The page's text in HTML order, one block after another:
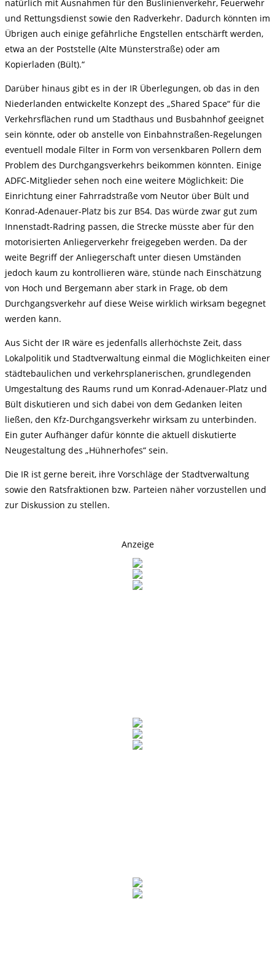
natürlich mit Ausnahmen für den Buslinienverkehr, Feuerwehr
und Rettungsdienst sowie den Radverkehr. Dadurch könnten im
Übrigen auch einige gefährliche Engstellen entschärft werden,
etwa an der Poststelle (Alte Münsterstraße) oder am
Kopierladen (Bült).“
Darüber hinaus gibt es in der IR Überlegungen, ob das in den
Niederlanden entwickelte Konzept des „Shared Space“ für die
Verkehrsflächen rund um Stadthaus und Busbahnhof geeignet
sein könnte, oder ob anstelle von Einbahnstraßen-Regelungen
eventuell modale Filter in Form von versenkbaren Pollern dem
Problem des Durchgangsverkehrs beikommen könnten. Einige
ADFC-Mitglieder sehen noch eine weitere Möglichkeit: Die
Einrichtung einer Fahrradstraße vom Neutor über Bült und
Konrad-Adenauer-Platz bis zur B54. Das würde zwar gut zum
Innenstadt-Radring passen, die Strecke müsste aber für den
motorisierten Anliegerverkehr freigegeben werden. Da der
weite Begriff der Anliegerschaft unter diesen Umständen
jedoch kaum zu kontrollieren wäre, stünde nach Einschätzung
von Hoch und Bergemann aber stark in Frage, ob dem
Durchgangsverkehr auf diese Weise wirklich wirksam begegnet
werden kann.
Aus Sicht der IR wäre es jedenfalls allerhöchste Zeit, dass
Lokalpolitik und Stadtverwaltung einmal die Möglichkeiten einer
städtebaulichen und verkehrsplanerischen, grundlegenden
Umgestaltung des Raums rund um Konrad-Adenauer-Platz und
Bült diskutieren und sich dabei von dem Gedanken leiten
ließen, den Kfz-Durchgangsverkehr wirksam zu unterbinden.
Ein guter Aufhänger dafür könnte die aktuell diskutierte
Neugestaltung des „Hühnerhofes“ sein.
Die IR ist gerne bereit, ihre Vorschläge der Stadtverwaltung
sowie den Ratsfraktionen bzw. Parteien näher vorzustellen und
zur Diskussion zu stellen.
Anzeige